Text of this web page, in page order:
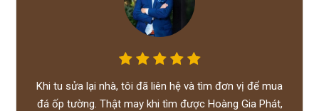
Khi tu sửa lại nhà, tôi đã liên hệ và tìm đơn vị để mua
đá ốp tường. Thật may khi tìm được Hoàng Gia Phát,